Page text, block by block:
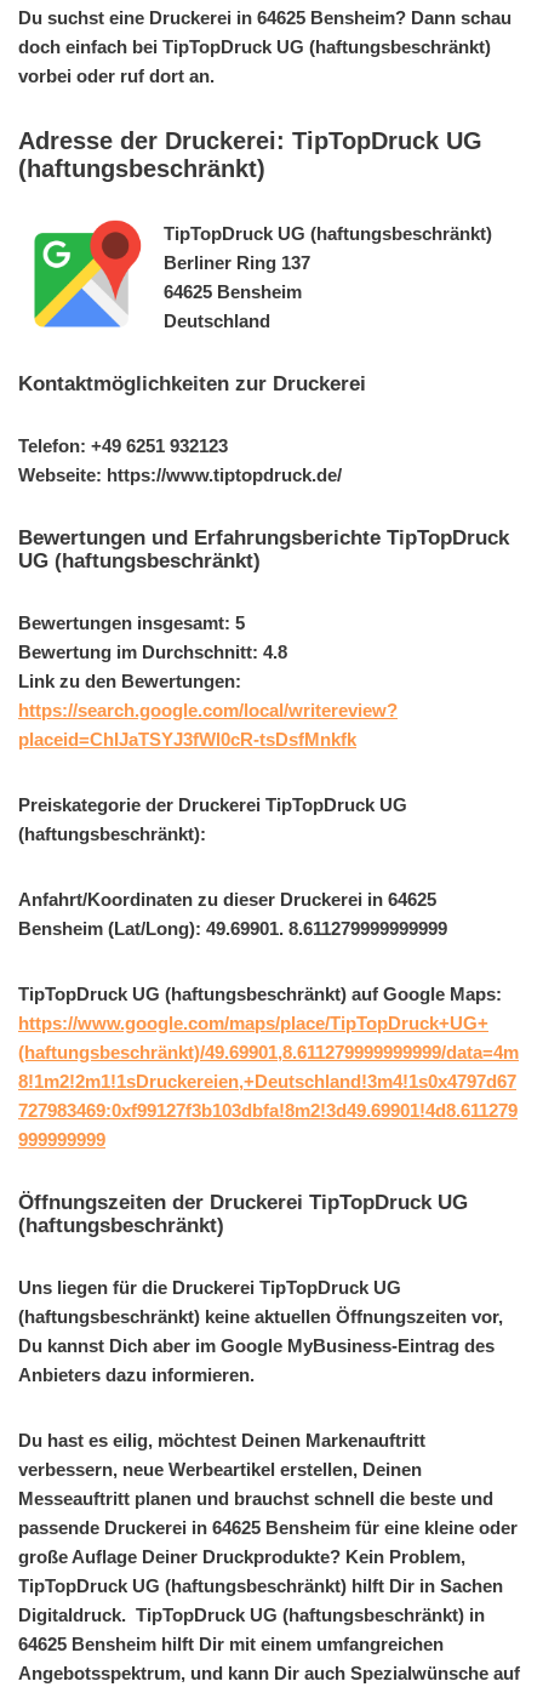
Du suchst eine Druckerei in 64625 Bensheim? Dann schau
doch einfach bei TipTopDruck UG (haftungsbeschränkt)
vorbei oder ruf dort an.
Adresse der Druckerei: TipTopDruck UG
(haftungsbeschränkt)
TipTopDruck UG (haftungsbeschränkt)
Berliner Ring 137
64625 Bensheim
Deutschland
Kontaktmöglichkeiten zur Druckerei
Telefon: +49 6251 932123
Webseite: https://www.tiptopdruck.de/
Bewertungen und Erfahrungsberichte TipTopDruck
UG (haftungsbeschränkt)
Bewertungen insgesamt: 5
Bewertung im Durchschnitt: 4.8
Link zu den Bewertungen:
https://search.google.com/local/writereview?
placeid=ChIJaTSYJ3fWl0cR-tsDsfMnkfk
Preiskategorie der Druckerei TipTopDruck UG
(haftungsbeschränkt):
Anfahrt/Koordinaten zu dieser Druckerei in 64625
Bensheim (Lat/Long): 49.69901. 8.611279999999999
TipTopDruck UG (haftungsbeschränkt) auf Google Maps:
https://www.google.com/maps/place/TipTopDruck+UG+
(haftungsbeschränkt)/49.69901,8.611279999999999/data=4m
8!1m2!2m1!1sDruckereien,+Deutschland!3m4!1s0x4797d67
727983469:0xf99127f3b103dbfa!8m2!3d49.69901!4d8.611279
999999999
Öffnungszeiten der Druckerei TipTopDruck UG
(haftungsbeschränkt)
Uns liegen für die Druckerei TipTopDruck UG
(haftungsbeschränkt) keine aktuellen Öffnungszeiten vor,
Du kannst Dich aber im Google MyBusiness-Eintrag des
Anbieters dazu informieren.
Du hast es eilig, möchtest Deinen Markenauftritt
verbessern, neue Werbeartikel erstellen, Deinen
Messeauftritt planen und brauchst schnell die beste und
passende Druckerei in 64625 Bensheim für eine kleine oder
große Auflage Deiner Druckprodukte? Kein Problem,
TipTopDruck UG (haftungsbeschränkt) hilft Dir in Sachen
Digitaldruck. TipTopDruck UG (haftungsbeschränkt) in
64625 Bensheim hilft Dir mit einem umfangreichen
Angebotsspektrum, und kann Dir auch Spezialwünsche auf